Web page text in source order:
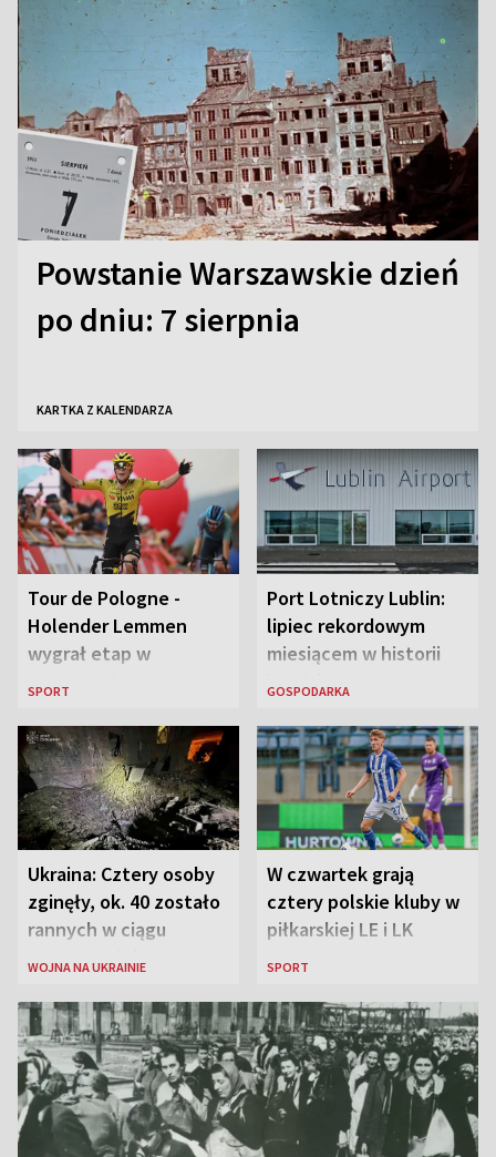
Powstanie Warszawskie dzień
po dniu: 7 sierpnia
KARTKA Z KALENDARZA
Tour de Pologne -
Holender Lemmen
wygrał etap w
Karpaczu i został
SPORT
Port Lotniczy Lublin:
lipiec rekordowym
miesiącem w historii
lotniska
GOSPODARKA
Ukraina: Cztery osoby
zginęły, ok. 40 zostało
rannych w ciągu
ostatniej doby w
WOJNA NA UKRAINIE
W czwartek grają
cztery polskie kluby w
piłkarskiej LE i LK
SPORT